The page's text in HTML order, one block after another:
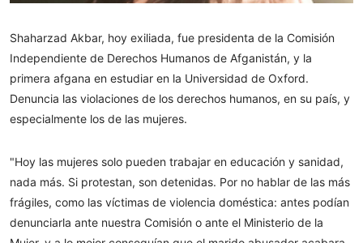
Shaharzad Akbar, hoy exiliada, fue presidenta de la Comisión
Independiente de Derechos Humanos de Afganistán, y la
primera afgana en estudiar en la Universidad de Oxford.
Denuncia las violaciones de los derechos humanos, en su país, y
especialmente los de las mujeres.
"Hoy las mujeres solo pueden trabajar en educación y sanidad,
nada más. Si protestan, son detenidas. Por no hablar de las más
frágiles, como las víctimas de violencia doméstica: antes podían
denunciarla ante nuestra Comisión o ante el Ministerio de la